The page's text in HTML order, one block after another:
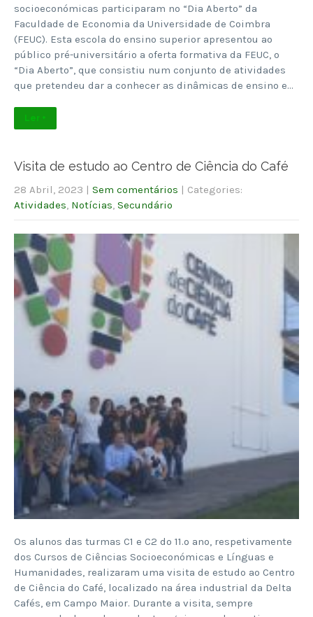
socioeconómicas participaram no “Dia Aberto” da
Faculdade de Economia da Universidade de Coimbra
(FEUC). Esta escola do ensino superior apresentou ao
público pré-universitário a oferta formativa da FEUC, o
“Dia Aberto”, que consistiu num conjunto de atividades
que pretendeu dar a conhecer as dinâmicas de ensino e…
Ler +
Visita de estudo ao Centro de Ciência do Café
28 Abril, 2023 | Sem comentários | Categories:
Atividades Notícias Secundário
Os alunos das turmas C1 e C2 do 11.º ano, respetivamente
dos Cursos de Ciências Socioeconómicas e Línguas e
Humanidades, realizaram uma visita de estudo ao Centro
de Ciência do Café, localizado na área industrial da Delta
Cafés, em Campo Maior. Durante a visita, sempre